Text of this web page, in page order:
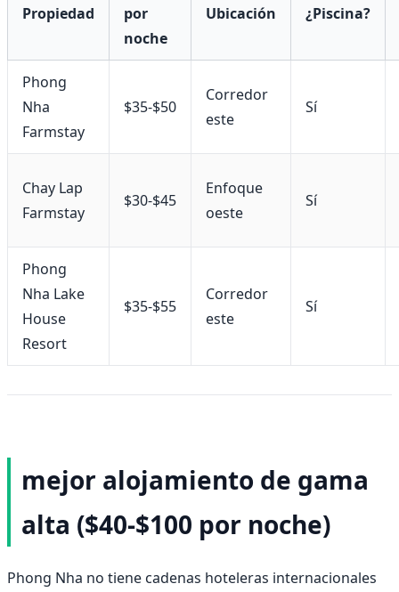
Propiedad
por
noche
Ubicación ¿Piscina?
Phong
Nha
Farmstay
$35-$50
Corredor
este
Sí
Chay Lap
Farmstay
$30-$45
Enfoque
oeste
Sí
Phong
Nha Lake
House
Resort
$35-$55
Corredor
este
Sí
mejor alojamiento de gama
alta ($40-$100 por noche)
Phong Nha no tiene cadenas hoteleras internacionales